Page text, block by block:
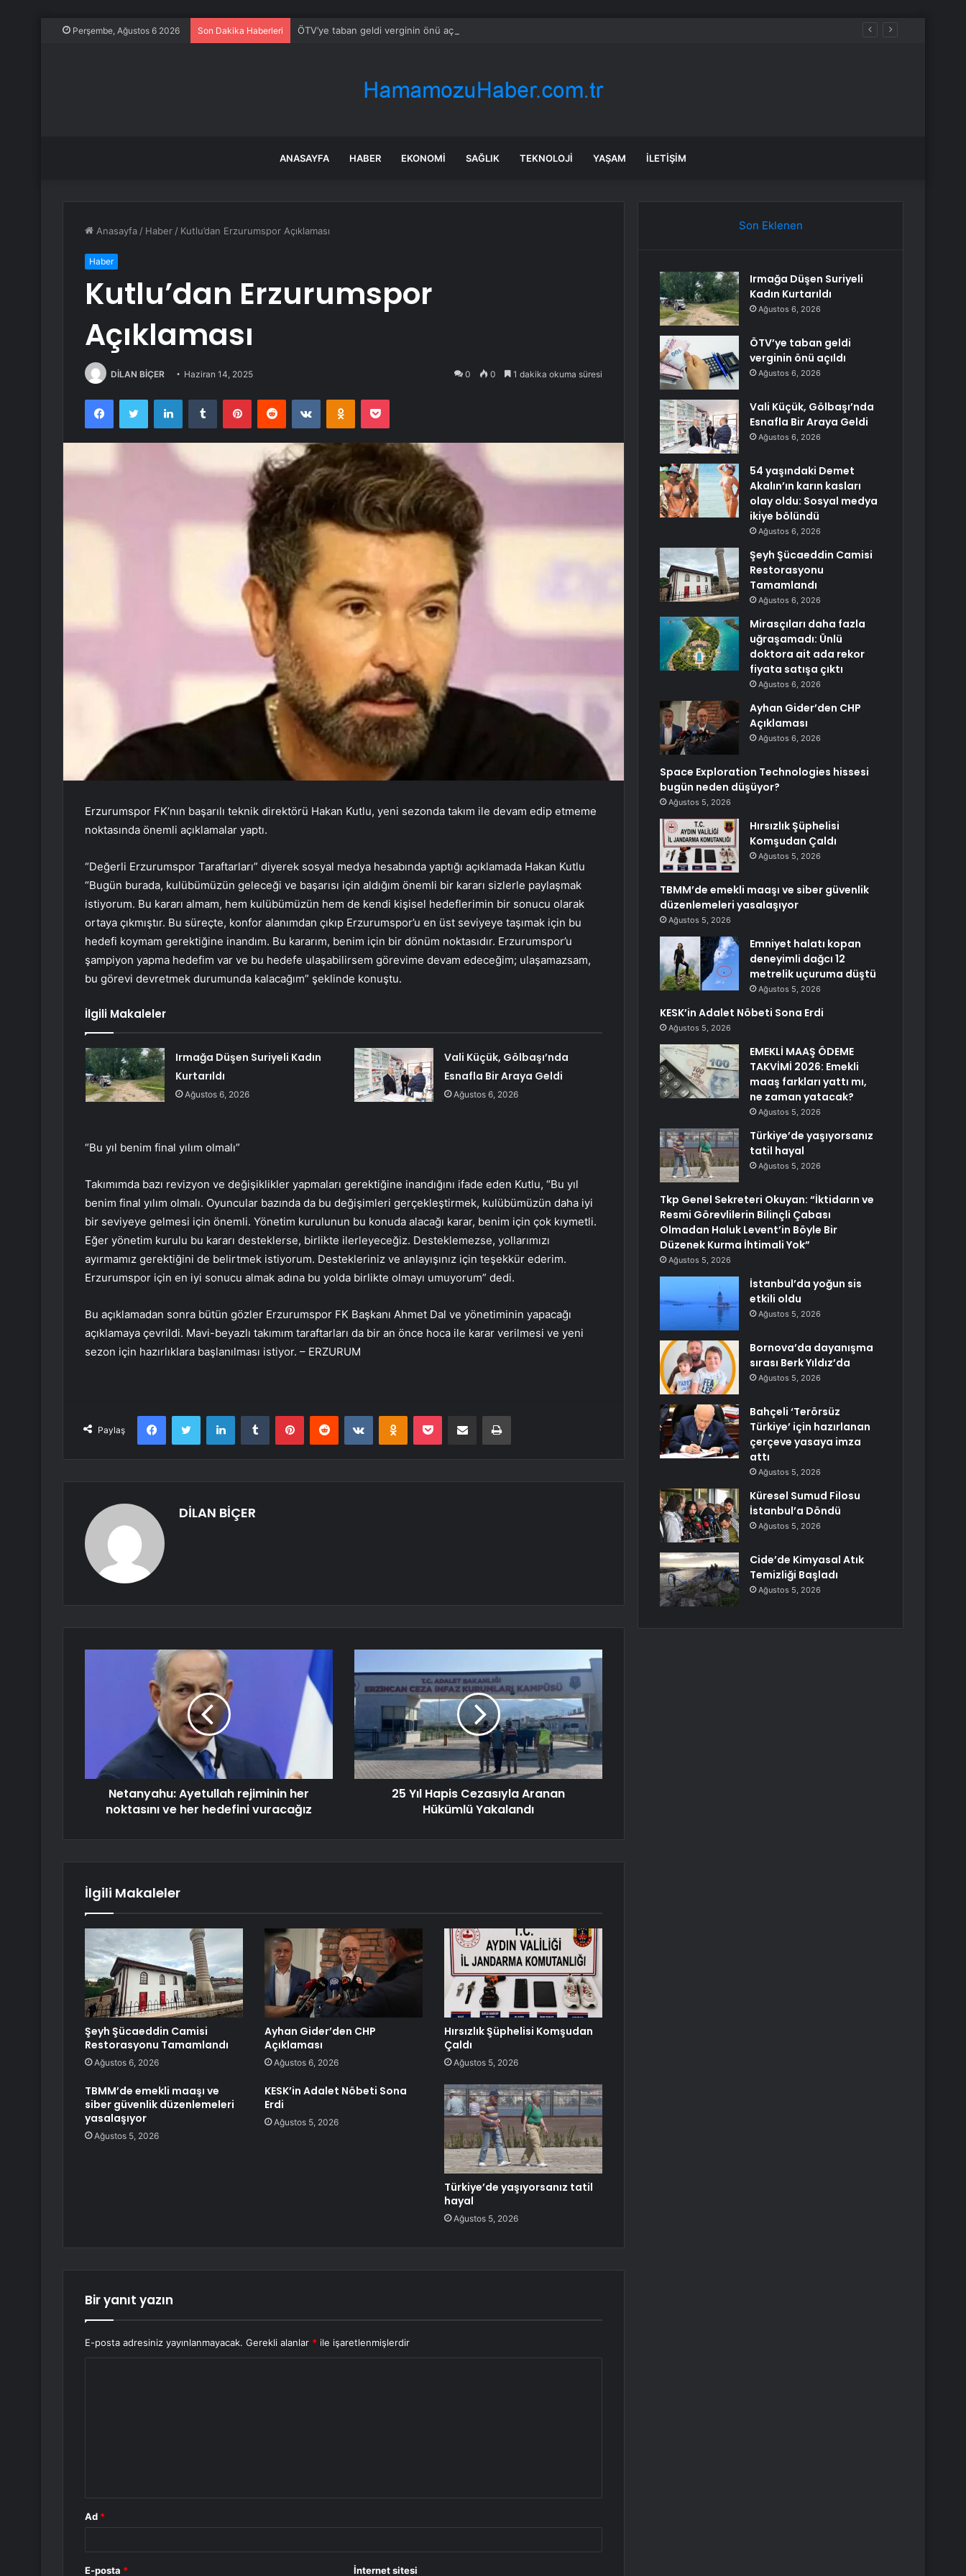
Perşembe, Ağustos 6 2026 Son Dakika Haberleri ÖTV’ye taban geldi verginin önü açıldı
ANASAYFA HABER EKONOMI SAĞLIK TEKNOLOJI YAŞAM İLETIŞIM
Anasayfa / Haber / Kutlu’dan Erzurumspor Açıklaması
Haber
Kutlu’dan Erzurumspor
Açıklaması
DİLAN BİÇER Haziran 14, 2025 0 0 1 dakika okuma süresi
FacebookTwitter LinkedInTumblr PinterestReddit VKontakteOdnoklassniki
Pocket
Erzurumspor FK’nın başarılı teknik direktörü Hakan Kutlu, yeni sezonda takım ile devam edip etmeme
noktasında önemli açıklamalar yaptı.
“Değerli Erzurumspor Taraftarları” diyerek sosyal medya hesabında yaptığı açıklamada Hakan Kutlu
“Bugün burada, kulübümüzün geleceği ve başarısı için aldığım önemli bir kararı sizlerle paylaşmak
istiyorum. Bu kararı almam, hem kulübümüzün hem de kendi kişisel hedeflerimin bir sonucu olarak
ortaya çıkmıştır. Bu süreçte, konfor alanımdan çıkıp Erzurumspor’u en üst seviyeye taşımak için bu
hedefi koymam gerektiğine inandım. Bu kararım, benim için bir dönüm noktasıdır. Erzurumspor’u
şampiyon yapma hedefim var ve bu hedefe ulaşabilirsem görevime devam edeceğim; ulaşamazsam,
bu görevi devretmek durumunda kalacağım” şeklinde konuştu.
İlgili Makaleler
Irmağa Düşen Suriyeli Kadın
Kurtarıldı
Ağustos 6, 2026
Vali Küçük, Gölbaşı’nda
Esnafla Bir Araya Geldi
Ağustos 6, 2026
“Bu yıl benim final yılım olmalı”
Takımımda bazı revizyon ve değişiklikler yapmaları gerektiğine inandığını ifade eden Kutlu, “Bu yıl
benim final yılım olmalı. Oyuncular bazında da bu değişimleri gerçekleştirmek, kulübümüzün daha iyi
bir seviyeye gelmesi için önemli. Yönetim kurulunun bu konuda alacağı karar, benim için çok kıymetli.
Eğer yönetim kurulu bu kararı desteklerse, birlikte ilerleyeceğiz. Desteklemezse, yollarımızı
ayırmamız gerektiğini de belirtmek istiyorum. Destekleriniz ve anlayışınız için teşekkür ederim.
Erzurumspor için en iyi sonucu almak adına bu yolda birlikte olmayı umuyorum” dedi.
Bu açıklamadan sonra bütün gözler Erzurumspor FK Başkanı Ahmet Dal ve yönetiminin yapacağı
açıklamaya çevrildi. Mavi-beyazlı takımım taraftarları da bir an önce hoca ile karar verilmesi ve yeni
sezon için hazırlıklara başlanılması istiyor. – ERZURUM
Paylaş
FacebookTwitter LinkedInTumblr PinterestReddit VKontakteOdnoklassniki
Pocket E-Posta ile paylaş Yazdır
DİLAN BİÇER
Netanyahu: Ayetullah rejiminin her
noktasını ve her hedefini vuracağız
25 Yıl Hapis Cezasıyla Aranan
Hükümlü Yakalandı
İlgili Makaleler
Şeyh Şücaeddin Camisi
Restorasyonu Tamamlandı
Ağustos 6, 2026
Ayhan Gider’den CHP
Açıklaması
Ağustos 6, 2026
Hırsızlık Şüphelisi Komşudan
Çaldı
Ağustos 5, 2026
TBMM’de emekli maaşı ve
siber güvenlik düzenlemeleri
yasalaşıyor
Ağustos 5, 2026
KESK’in Adalet Nöbeti Sona
Erdi
Ağustos 5, 2026
Türkiye’de yaşıyorsanız tatil
hayal
Ağustos 5, 2026
Bir yanıt yazın
E-posta adresiniz yayınlanmayacak. Gerekli alanlar * ile işaretlenmişlerdir
Ad *
E-posta * İnternet sitesi
Son Eklenen
Irmağa Düşen Suriyeli
Kadın Kurtarıldı
Ağustos 6, 2026
ÖTV’ye taban geldi
verginin önü açıldı
Ağustos 6, 2026
Vali Küçük, Gölbaşı’nda
Esnafla Bir Araya Geldi
Ağustos 6, 2026
54 yaşındaki Demet
Akalın’ın karın kasları
olay oldu: Sosyal medya
ikiye bölündü
Ağustos 6, 2026
Şeyh Şücaeddin Camisi
Restorasyonu
Tamamlandı
Ağustos 6, 2026
Mirasçıları daha fazla
uğraşamadı: Ünlü
doktora ait ada rekor
fiyata satışa çıktı
Ağustos 6, 2026
Ayhan Gider’den CHP
Açıklaması
Ağustos 6, 2026
Space Exploration Technologies hissesi
bugün neden düşüyor?
Ağustos 5, 2026
Hırsızlık Şüphelisi
Komşudan Çaldı
Ağustos 5, 2026
TBMM’de emekli maaşı ve siber güvenlik
düzenlemeleri yasalaşıyor
Ağustos 5, 2026
Emniyet halatı kopan
deneyimli dağcı 12
metrelik uçuruma düştü
Ağustos 5, 2026
KESK’in Adalet Nöbeti Sona Erdi
Ağustos 5, 2026
EMEKLİ MAAŞ ÖDEME
TAKVİMİ 2026: Emekli
maaş farkları yattı mı,
ne zaman yatacak?
Ağustos 5, 2026
Türkiye’de yaşıyorsanız
tatil hayal
Ağustos 5, 2026
Tkp Genel Sekreteri Okuyan: “İktidarın ve
Resmi Görevlilerin Bilinçli Çabası
Olmadan Haluk Levent’in Böyle Bir
Düzenek Kurma İhtimali Yok”
Ağustos 5, 2026
İstanbul’da yoğun sis
etkili oldu
Ağustos 5, 2026
Bornova’da dayanışma
sırası Berk Yıldız’da
Ağustos 5, 2026
Bahçeli ‘Terörsüz
Türkiye’ için hazırlanan
çerçeve yasaya imza
attı
Ağustos 5, 2026
Küresel Sumud Filosu
İstanbul’a Döndü
Ağustos 5, 2026
Cide’de Kimyasal Atık
Temizliği Başladı
Ağustos 5, 2026